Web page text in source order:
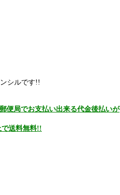
シルです!!
便局でお支払い出来る代金後払いが
で送料無料!!